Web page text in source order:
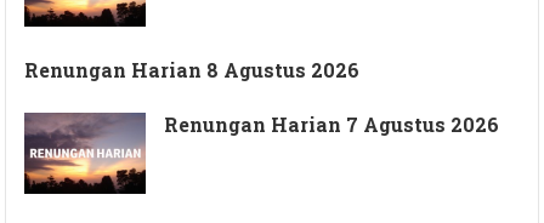
Renungan Harian 8 Agustus 2026
Renungan Harian 7 Agustus 2026